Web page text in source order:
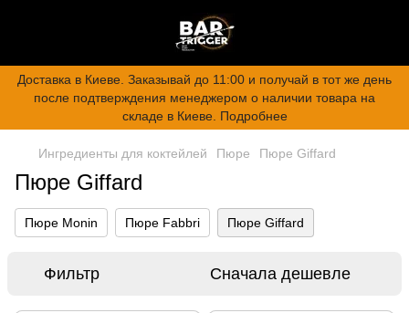
Доставка в Киеве. Заказывай до 11:00 и получай в тот же день
после подтверждения менеджером о наличии товара на
складе в Киеве. Подробнее
Ингредиенты для коктейлей Пюре Пюре Giffard
Пюре Giffard
Пюре Monin Пюре Fabbri Пюре Giffard
Фильтр Сначала дешевле